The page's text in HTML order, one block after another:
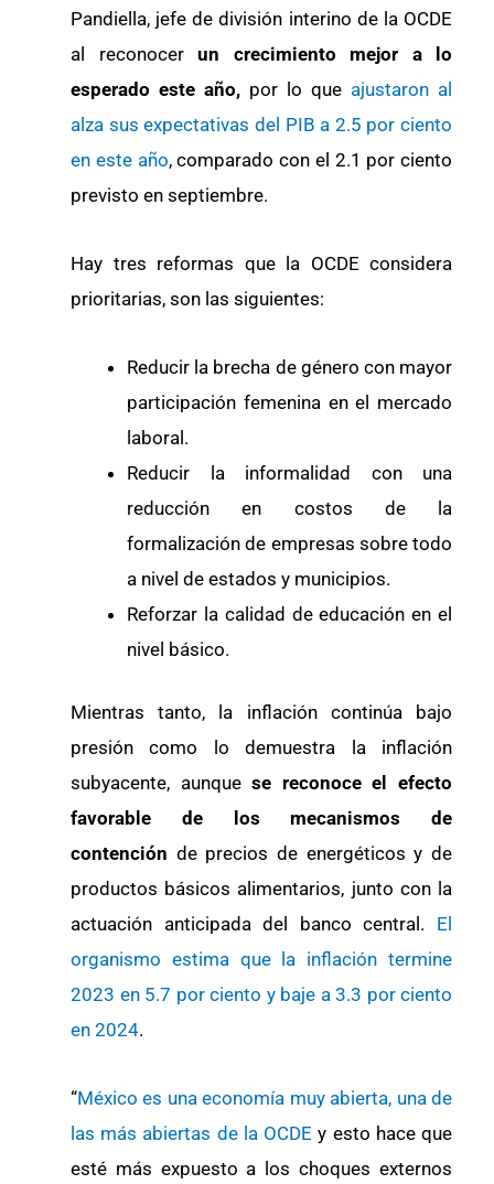
Pandiella, jefe de división interino de la OCDE
al reconocerun crecimiento mejor a lo
esperado este año, por lo que ajustaron al
alza sus expectativas del PIB a 2.5 por ciento
en este año, comparado con el 2.1 por ciento
previsto en septiembre.
Hay tres reformas que la OCDE considera
prioritarias, son las siguientes:
Reducir la brecha de género con mayor
participación femenina en el mercado
laboral.
Reducir la informalidad con una
reducción en costos de la
formalización de empresas sobre todo
a nivel de estados y municipios.
Reforzar la calidad de educación en el
nivel básico.
Mientras tanto, la inflación continúa bajo
presión como lo demuestra la inflación
subyacente, aunquese reconoce el efecto
favorable de los mecanismos de
contención de precios de energéticos y de
productos básicos alimentarios, junto con la
actuación anticipada del banco central. El
organismo estima que la inflación termine
2023 en 5.7 por ciento y baje a 3.3 por ciento
en 2024.
“México es una economía muy abierta, una de
las más abiertas de la OCDE y esto hace que
esté más expuesto a los choques externos